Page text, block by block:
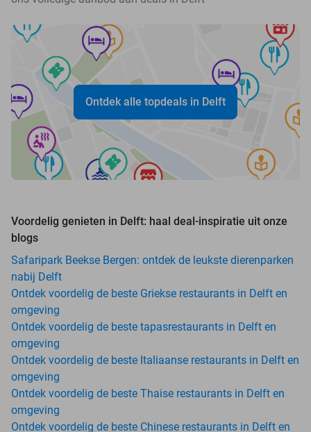
Ontdek alle topdeals in Delft
Voordelig genieten in Delft: haal deal-inspiratie uit onze
blogs
Safaripark Beekse Bergen: ontdek de leukste dierenparken
nabij Delft
Ontdek voordelig de beste Griekse restaurants in Delft en
omgeving
Ontdek voordelig de beste tapasrestaurants in Delft en
omgeving
Ontdek voordelig de beste Italiaanse restaurants in Delft en
omgeving
Ontdek voordelig de beste Thaise restaurants in Delft en
omgeving
Ontdek voordelig de beste Chinese restaurants in Delft en